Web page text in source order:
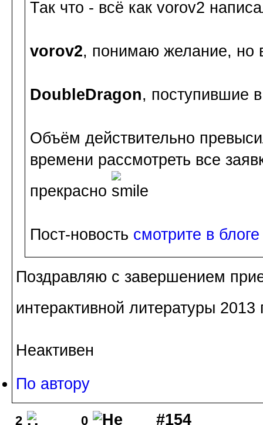
Так что - всё как vorov2
vorov2, понимаю желание, но
DoubleDragon, поступившие
Объём действительно
времени рассмотреть все
прекрасно
Пост-новость смотрите в
Поздравляю с завершением
интерактивной литературы 2013
Неактивен
По автору
2 0 #154